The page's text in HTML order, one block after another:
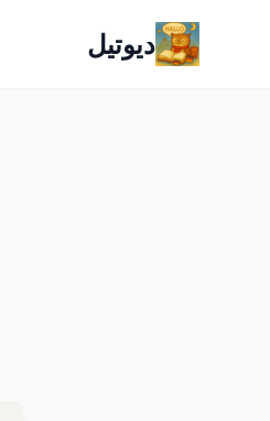
ديوتيل